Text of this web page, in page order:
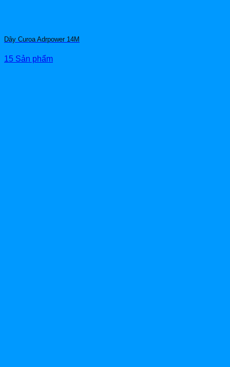
Dây Curoa Adrpower 14M
15 Sản phẩm